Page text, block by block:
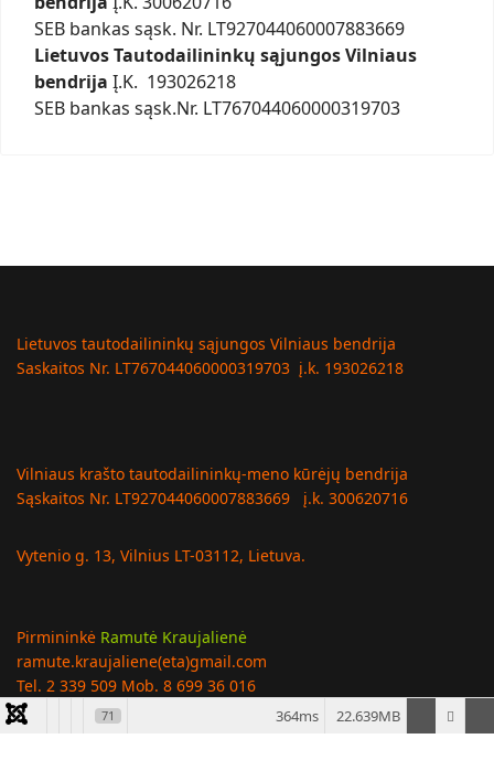
SEB bankas sąsk. Nr. LT927044060007883669
Lietuvos Tautodailininkų sąjungos Vilniaus
bendrija Į.K. 193026218
SEB bankas sąsk.Nr. LT767044060000319703
Lietuvos tautodailininkų sąjungos Vilniaus bendrija
Saskaitos Nr. LT767044060000319703 į.k. 193026218
Vilniaus krašto tautodailininkų-meno kūrėjų bendrija
Sąskaitos Nr. LT927044060007883669 į.k. 300620716
Vytenio g. 13, Vilnius LT-03112, Lietuva.
Pirmininkė Ramutė Kraujalienė
ramute.kraujaliene(eta)gmail.com
Tel. 2 339 509 Mob. 8 699 36 016
71 22.639MB
364ms